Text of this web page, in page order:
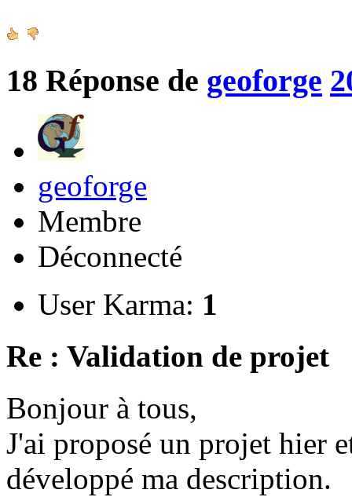
18 Réponse de geoforge
geoforge
Membre
Déconnecté
User Karma: 1
Re : Validation de projet
Bonjour à tous,
J'ai proposé un projet hier
développé ma description.